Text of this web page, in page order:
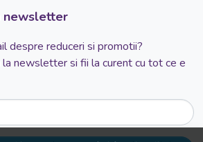
newsletter
despre reduceri si promotii?
newsletter si fii la curent cu tot ce e